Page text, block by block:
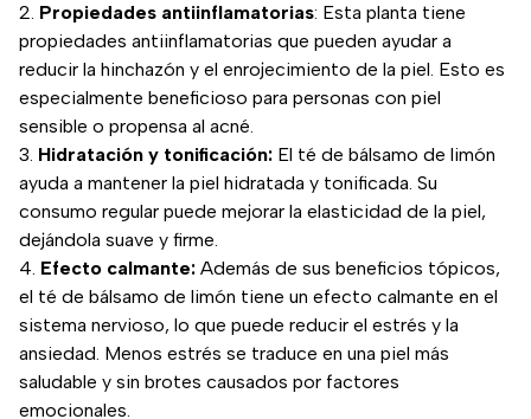
Propiedades antiinflamatorias: Esta planta tiene
propiedades antiinflamatorias que pueden ayudar a
reducir la hinchazón y el enrojecimiento de la piel. Esto es
especialmente beneficioso para personas con piel
sensible o propensa al acné.
Hidratación y tonificación: El té de bálsamo de limón
ayuda a mantener la piel hidratada y tonificada. Su
consumo regular puede mejorar la elasticidad de la piel,
dejándola suave y firme.
Efecto calmante: Además de sus beneficios tópicos,
el té de bálsamo de limón tiene un efecto calmante en el
sistema nervioso, lo que puede reducir el estrés y la
ansiedad. Menos estrés se traduce en una piel más
saludable y sin brotes causados por factores
emocionales.